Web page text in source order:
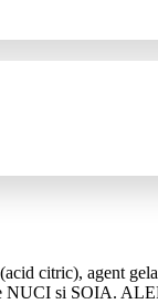
citric), agent
si SOIA.